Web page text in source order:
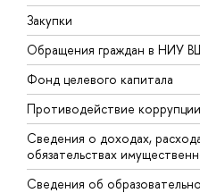
Закупки
Обращения граждан в НИУ
Фонд целевого капитала
Противодействие коррупции
Сведения о доходах,
обязательствах
Сведения об